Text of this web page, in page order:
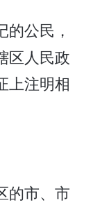
公民，
区人民政
上注明相
的市、市